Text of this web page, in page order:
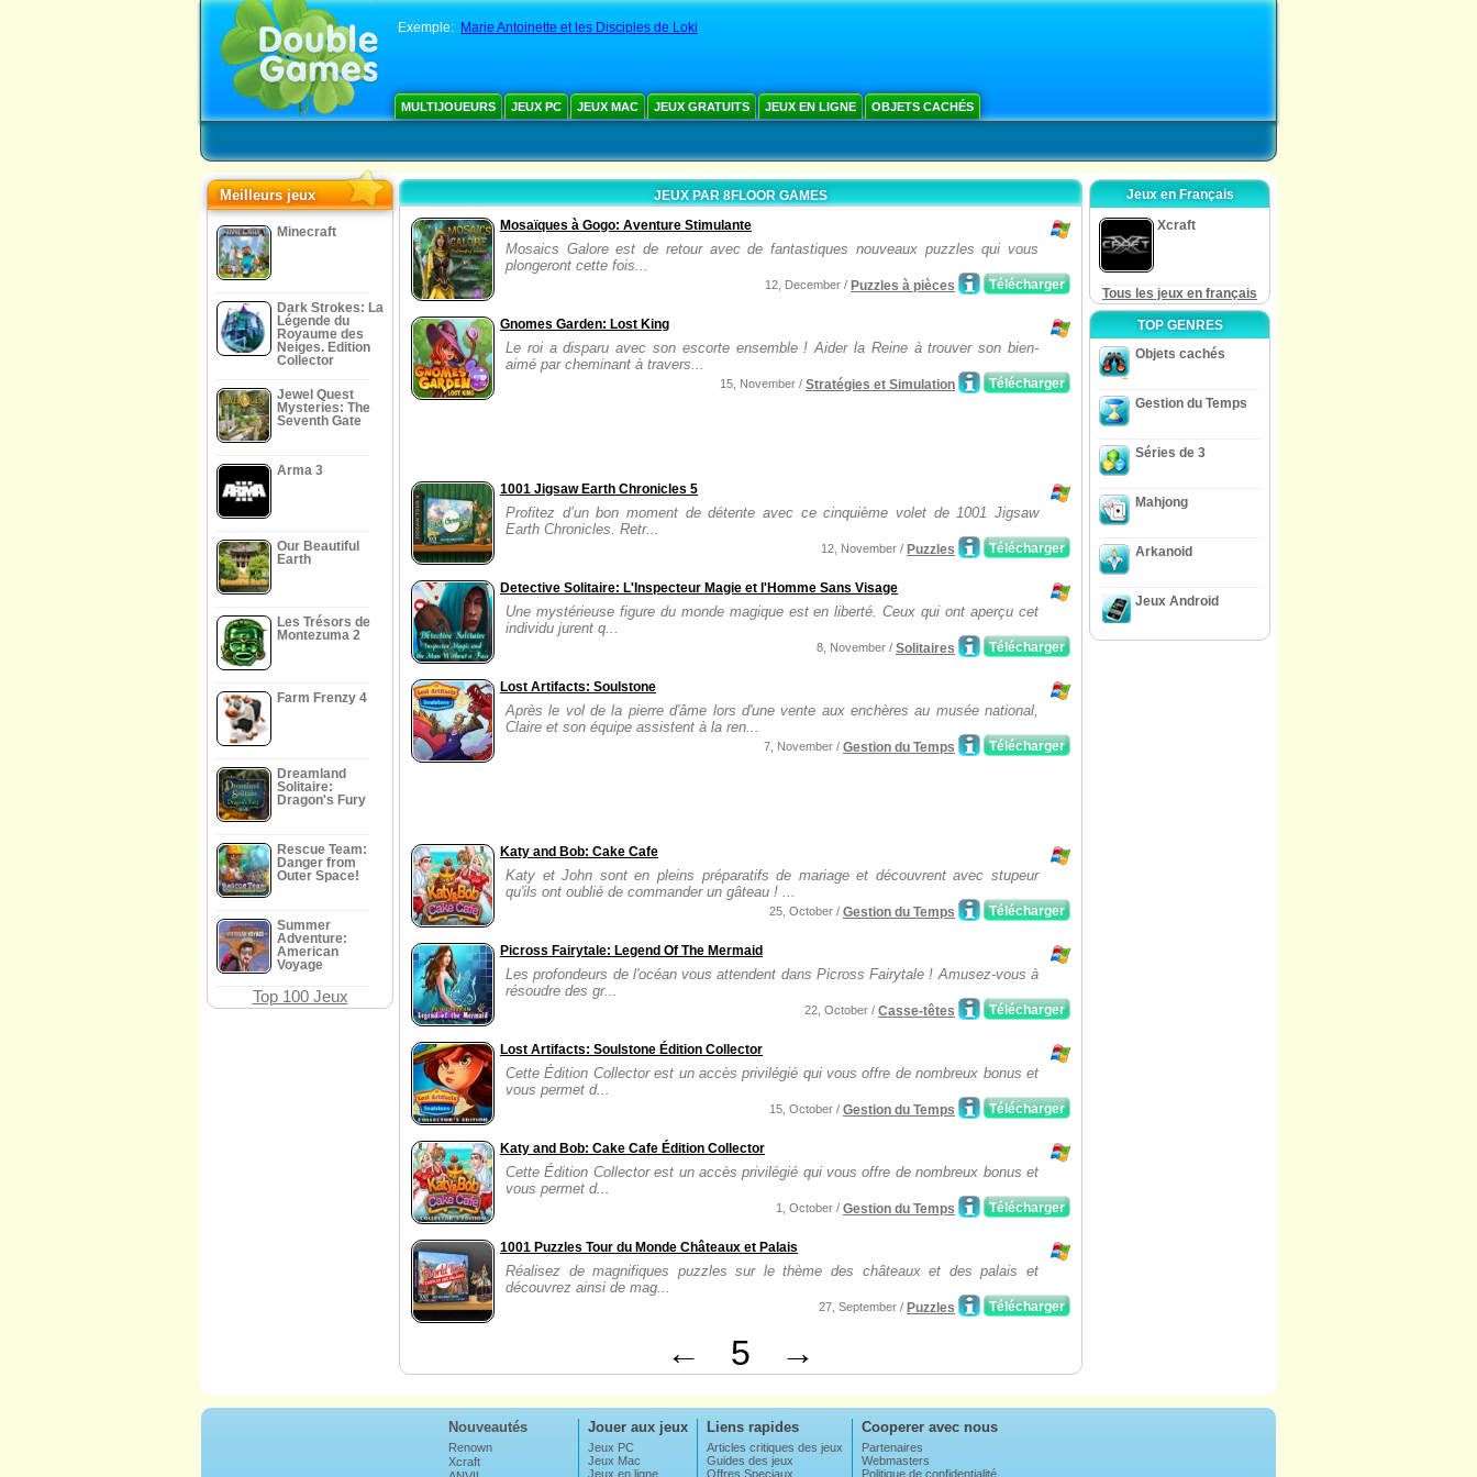
Exemple: Marie Antoinette et les Disciples de Loki
MULTIJOUEURS JEUX PC JEUX MAC JEUX GRATUITS JEUX EN LIGNE OBJETS CACHÉS
Meilleurs jeux
Minecraft
Dark Strokes: La
Légende du
Royaume des
Neiges. Edition
Collector
Jewel Quest
Mysteries: The
Seventh Gate
Arma 3
Our Beautiful
Earth
Les Trésors de
Montezuma 2
Farm Frenzy 4
Dreamland
Solitaire:
Dragon's Fury
Rescue Team:
Danger from
Outer Space!
Summer
Adventure:
American
Voyage
Top 100 Jeux
JEUX PAR 8FLOOR GAMES
Mosaïques à Gogo: Aventure Stimulante
Mosaics Galore est de retour avec de fantastiques nouveaux puzzles qui vous
plongeront cette fois...
Télécharger
12, December / Puzzles à pièces
Gnomes Garden: Lost King
Le roi a disparu avec son escorte ensemble ! Aider la Reine à trouver son bien-
aimé par cheminant à travers...
Télécharger
15, November / Stratégies et Simulation
1001 Jigsaw Earth Chronicles 5
Profitez d’un bon moment de détente avec ce cinquième volet de 1001 Jigsaw
Earth Chronicles. Retr...
Télécharger
12, November / Puzzles
Detective Solitaire: L'Inspecteur Magie et l'Homme Sans Visage
Une mystérieuse figure du monde magique est en liberté. Ceux qui ont aperçu cet
individu jurent q...
Télécharger
8, November / Solitaires
Lost Artifacts: Soulstone
Après le vol de la pierre d'âme lors d'une vente aux enchères au musée national,
Claire et son équipe assistent à la ren...
Télécharger
7, November / Gestion du Temps
Katy and Bob: Cake Cafe
Katy et John sont en pleins préparatifs de mariage et découvrent avec stupeur
qu'ils ont oublié de commander un gâteau ! ...
Télécharger
25, October / Gestion du Temps
Picross Fairytale: Legend Of The Mermaid
Les profondeurs de l'océan vous attendent dans Picross Fairytale ! Amusez-vous à
résoudre des gr...
Télécharger
22, October / Casse-têtes
Lost Artifacts: Soulstone Édition Collector
Cette Édition Collector est un accès privilégié qui vous offre de nombreux bonus et
vous permet d...
Télécharger
15, October / Gestion du Temps
Katy and Bob: Cake Cafe Édition Collector
Cette Édition Collector est un accès privilégié qui vous offre de nombreux bonus et
vous permet d...
Télécharger
1, October / Gestion du Temps
1001 Puzzles Tour du Monde Châteaux et Palais
Réalisez de magnifiques puzzles sur le thème des châteaux et des palais et
découvrez ainsi de mag...
Télécharger
27, September / Puzzles
← 5 →
Jeux en Français
Xcraft
Tous les jeux en français
TOP GENRES
Objets cachés
Gestion du Temps
Séries de 3
Mahjong
Arkanoid
Jeux Android
Nouveautés
Renown
Xcraft
Jouer aux jeux
Jeux PC
Jeux Mac
Jeux en ligne
Liens rapides
Articles critiques des jeux
Guides des jeux
Offres Speciaux
Cooperer avec nous
Partenaires
Webmasters
Politique de confidentialité